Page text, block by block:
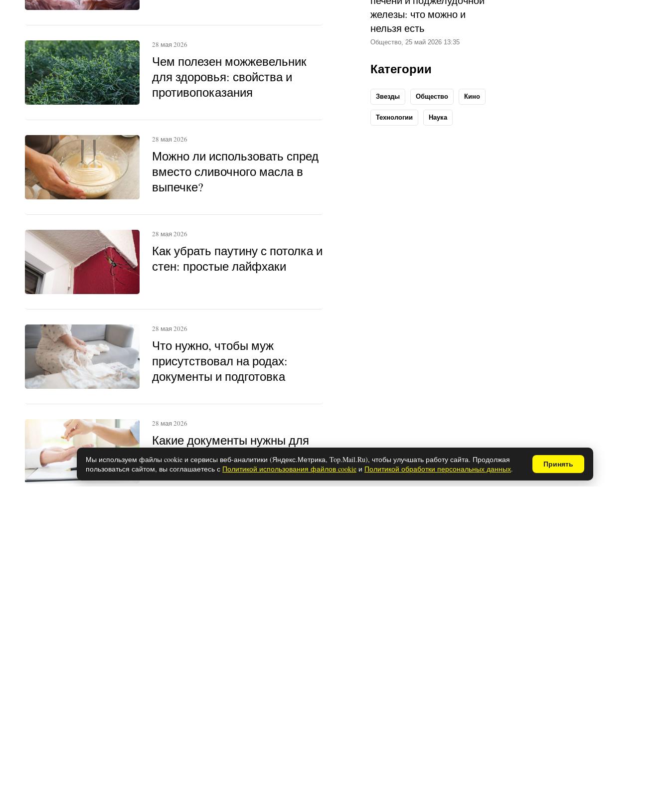
Чем полезен можжевельник
для здоровья: свойства и
противопоказания
28 мая 2026
Можно ли использовать спред
вместо сливочного масла в
выпечке?
28 мая 2026
Как убрать паутину с потолка и
стен: простые лайфхаки
28 мая 2026
Что нужно, чтобы муж
присутствовал на родах:
документы и подготовка
28 мая 2026
Какие документы нужны для
оформления развода в 2026
году
28 мая 2026
железы: что можно и
нельзя есть
Общество, 25 май 2026 13:35
Категории
Звезды Общество Кино
Технологии Наука
Мы используем файлы cookie и сервисы веб-аналитики (Яндекс.Метрика, Top.Mail.Ru), чтобы улучшать работу сайта. Продолжая
пользоваться сайтом, вы соглашаетесь с Политикой использования файлов cookie и Политикой обработки персональных данных. Принять